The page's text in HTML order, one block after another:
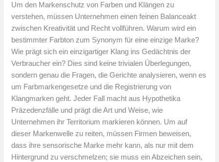
Um den Markenschutz von Farben und Klängen zu
verstehen, müssen Unternehmen einen feinen Balanceakt
zwischen Kreativität und Recht vollführen. Warum wird ein
bestimmter Farbton zum Synonym für eine einzige Marke?
Wie prägt sich ein einzigartiger Klang ins Gedächtnis der
Verbraucher ein? Dies sind keine trivialen Überlegungen,
sondern genau die Fragen, die Gerichte analysieren, wenn es
um Farbmarkengesetze und die Registrierung von
Klangmarken geht. Jeder Fall macht aus Hypothetika
Präzedenzfälle und prägt die Art und Weise, wie
Unternehmen ihr Territorium markieren können. Um auf
dieser Markenwelle zu reiten, müssen Firmen beweisen,
dass ihre sensorische Marke mehr kann, als nur mit dem
Hintergrund zu verschmelzen; sie muss ein Abzeichen sein,